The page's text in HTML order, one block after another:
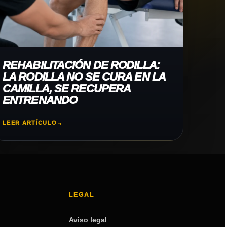
REHABILITACIÓN DE RODILLA:
LA RODILLA NO SE CURA EN LA
CAMILLA, SE RECUPERA
ENTRENANDO
LEER ARTÍCULO →
LEGAL
Aviso legal